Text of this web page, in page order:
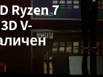
Ryzen 7
V-